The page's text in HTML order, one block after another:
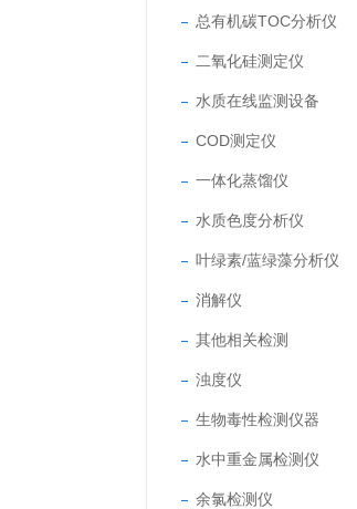
总有机碳TOC分析仪
二氧化硅测定仪
水质在线监测设备
COD测定仪
一体化蒸馏仪
水质色度分析仪
叶绿素/蓝绿藻分析仪
消解仪
其他相关检测
浊度仪
生物毒性检测仪器
水中重金属检测仪
余氯检测仪